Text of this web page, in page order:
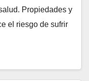
Propiedades y
el riesgo de sufrir